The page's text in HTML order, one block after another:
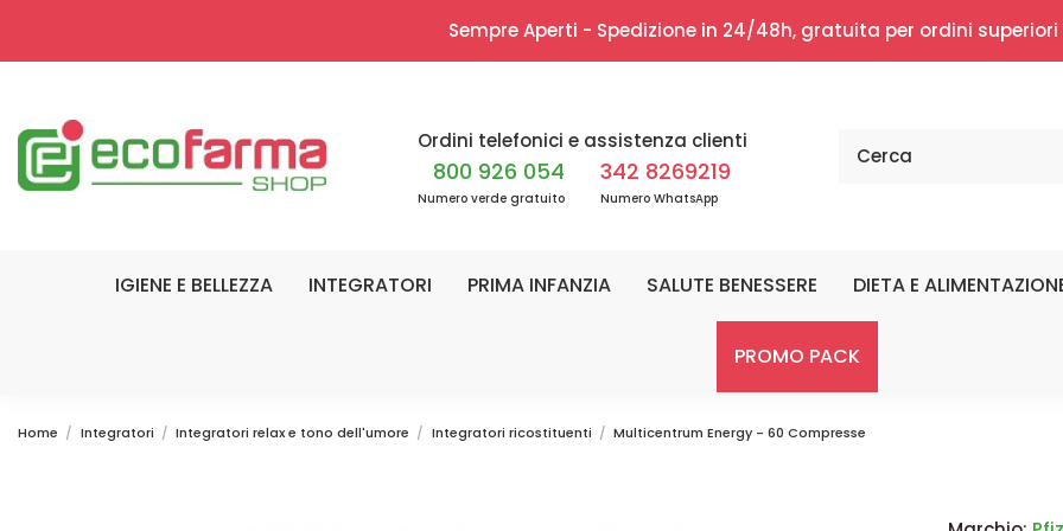
Sempre Aperti - Spedizione in 24/48h, gratuita per ordini
Ordini telefonici e assistenza clienti
800 926 054
Numero verde gratuito
342 8269219
Numero WhatsApp
IGIENE E BELLEZZA INTEGRATORI PRIMA INFANZIA SALUTE BENESSERE DIETA E
PROMO PACK
Home Integratori Integratori relax e tono dell'umore Integratori ricostituenti Multicentrum Energy - 60 Compresse